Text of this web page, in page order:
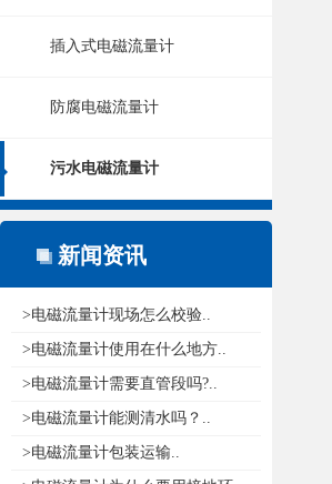
插入式电磁流量计
防腐电磁流量计
污水电磁流量计
新闻资讯
>电磁流量计现场怎么校验..
>电磁流量计使用在什么地方..
>电磁流量计需要直管段吗?..
>电磁流量计能测清水吗？..
>电磁流量计包装运输..